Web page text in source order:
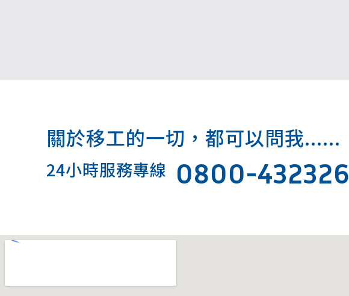
關於移工的一切，都可以問我......
24小時服務專線 0800-432326